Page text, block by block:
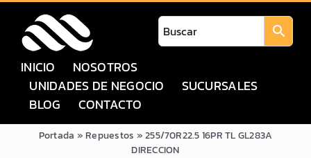
Saltar
contenido
INICIO
NOSOTROS
UNIDADES DE NEGOCIO
SUCURSALES
BLOG
CONTACTO
Portada » Repuestos »255/70R22.5 16PR TL GL283A
DIRECCION